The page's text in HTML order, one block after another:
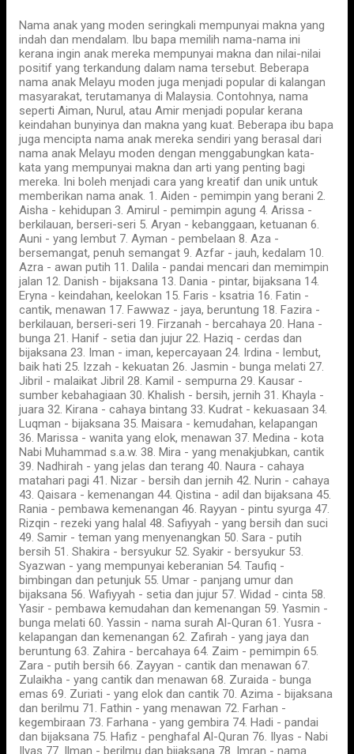
Nama anak yang moden seringkali mempunyai makna yang
indah dan mendalam. Ibu bapa memilih nama-nama ini
kerana ingin anak mereka mempunyai makna dan nilai-nilai
positif yang terkandung dalam nama tersebut. Beberapa
nama anak Melayu moden juga menjadi popular di kalangan
masyarakat, terutamanya di Malaysia. Contohnya, nama
seperti Aiman, Nurul, atau Amir menjadi popular kerana
keindahan bunyinya dan makna yang kuat. Beberapa ibu bapa
juga mencipta nama anak mereka sendiri yang berasal dari
nama anak Melayu moden dengan menggabungkan kata-
kata yang mempunyai makna dan arti yang penting bagi
mereka. Ini boleh menjadi cara yang kreatif dan unik untuk
memberikan nama anak. 1. Aiden - pemimpin yang berani 2.
Aisha - kehidupan 3. Amirul - pemimpin agung 4. Arissa -
berkilauan, berseri-seri 5. Aryan - kebanggaan, ketuanan 6.
Auni - yang lembut 7. Ayman - pembelaan 8. Aza -
bersemangat, penuh semangat 9. Azfar - jauh, kedalam 10.
Azra - awan putih 11. Dalila - pandai mencari dan memimpin
jalan 12. Danish - bijaksana 13. Dania - pintar, bijaksana 14.
Eryna - keindahan, keelokan 15. Faris - ksatria 16. Fatin -
cantik, menawan 17. Fawwaz - jaya, beruntung 18. Fazira -
berkilauan, berseri-seri 19. Firzanah - bercahaya 20. Hana -
bunga 21. Hanif - setia dan jujur 22. Haziq - cerdas dan
bijaksana 23. Iman - iman, kepercayaan 24. Irdina - lembut,
baik hati 25. Izzah - kekuatan 26. Jasmin - bunga melati 27.
Jibril - malaikat Jibril 28. Kamil - sempurna 29. Kausar -
sumber kebahagiaan 30. Khalish - bersih, jernih 31. Khayla -
juara 32. Kirana - cahaya bintang 33. Kudrat - kekuasaan 34.
Luqman - bijaksana 35. Maisara - kemudahan, kelapangan
36. Marissa - wanita yang elok, menawan 37. Medina - kota
Nabi Muhammad s.a.w. 38. Mira - yang menakjubkan, cantik
39. Nadhirah - yang jelas dan terang 40. Naura - cahaya
matahari pagi 41. Nizar - bersih dan jernih 42. Nurin - cahaya
43. Qaisara - kemenangan 44. Qistina - adil dan bijaksana 45.
Rania - pembawa kemenangan 46. Rayyan - pintu syurga 47.
Rizqin - rezeki yang halal 48. Safiyyah - yang bersih dan suci
49. Samir - teman yang menyenangkan 50. Sara - putih
bersih 51. Shakira - bersyukur 52. Syakir - bersyukur 53.
Syazwan - yang mempunyai keberanian 54. Taufiq -
bimbingan dan petunjuk 55. Umar - panjang umur dan
bijaksana 56. Wafiyyah - setia dan jujur 57. Widad - cinta 58.
Yasir - pembawa kemudahan dan kemenangan 59. Yasmin -
bunga melati 60. Yassin - nama surah Al-Quran 61. Yusra -
kelapangan dan kemenangan 62. Zafirah - yang jaya dan
beruntung 63. Zahira - bercahaya 64. Zaim - pemimpin 65.
Zara - putih bersih 66. Zayyan - cantik dan menawan 67.
Zulaikha - yang cantik dan menawan 68. Zuraida - bunga
emas 69. Zuriati - yang elok dan cantik 70. Azima - bijaksana
dan berilmu 71. Fathin - yang menawan 72. Farhan -
kegembiraan 73. Farhana - yang gembira 74. Hadi - pandai
dan bijaksana 75. Hafiz - penghafal Al-Quran 76. Ilyas - Nabi
Ilyas 77. Ilman - berilmu dan bijaksana 78. Imran - nama